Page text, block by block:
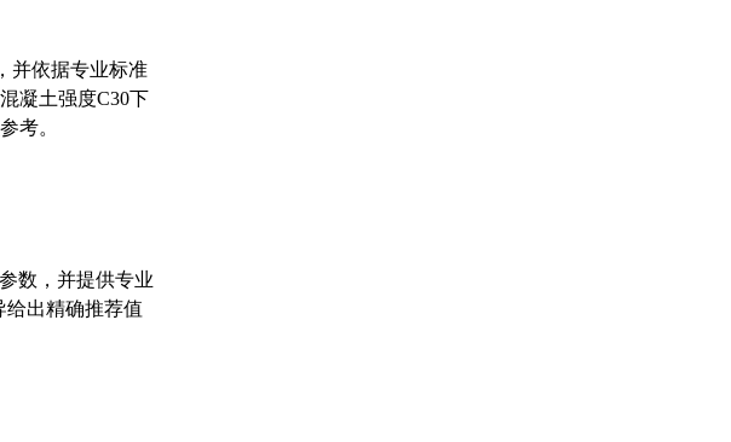
并依据专业标准
凝土强度C30下
考。
数，并提供专业
给出精确推荐值